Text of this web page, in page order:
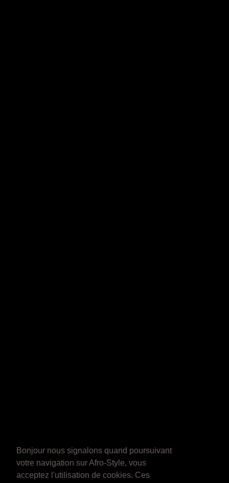
Bonjour nous signalons quand poursuivant
votre navigation sur Afro-Style, vous
acceptez l'utilisation de cookies. Ces